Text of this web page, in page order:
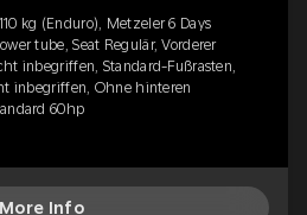
kg (Enduro), Metzeler 6 Days
tube, Seat Regulär, Vorderer
inbegriffen, Standard-Fußrasten,
inbegriffen, Ohne hinteren
60hp
More Info